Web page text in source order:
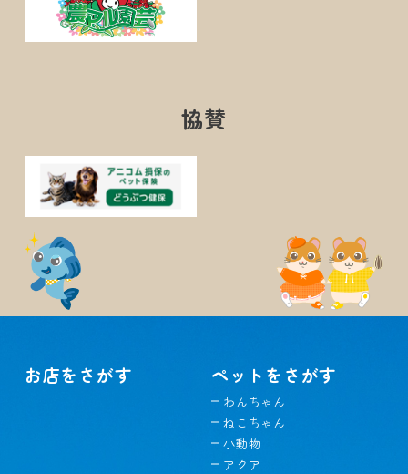
協賛
お店をさがす ペットをさがす
わんちゃん
ねこちゃん
小動物
アクア